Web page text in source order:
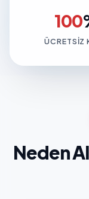
100
ÜCRETSIZ
Neden